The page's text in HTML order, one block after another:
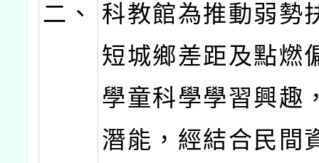
二、
科教館為推動弱勢
短城鄉差距及點燃
學童科學學習興趣
潛能，經結合民間